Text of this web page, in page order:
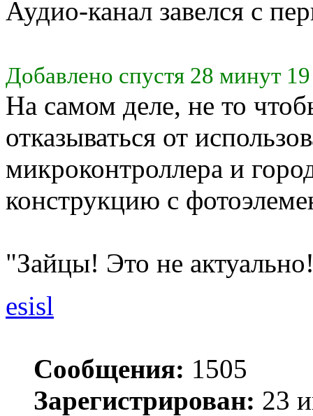
Аудио-канал завелся с
Добавлено спустя 28 минут
На самом деле, не то
отказываться от
микроконтроллера и
конструкцию с
"Зайцы! Это не
esisl
Сообщения: 1505
Зарегистрирован: 23